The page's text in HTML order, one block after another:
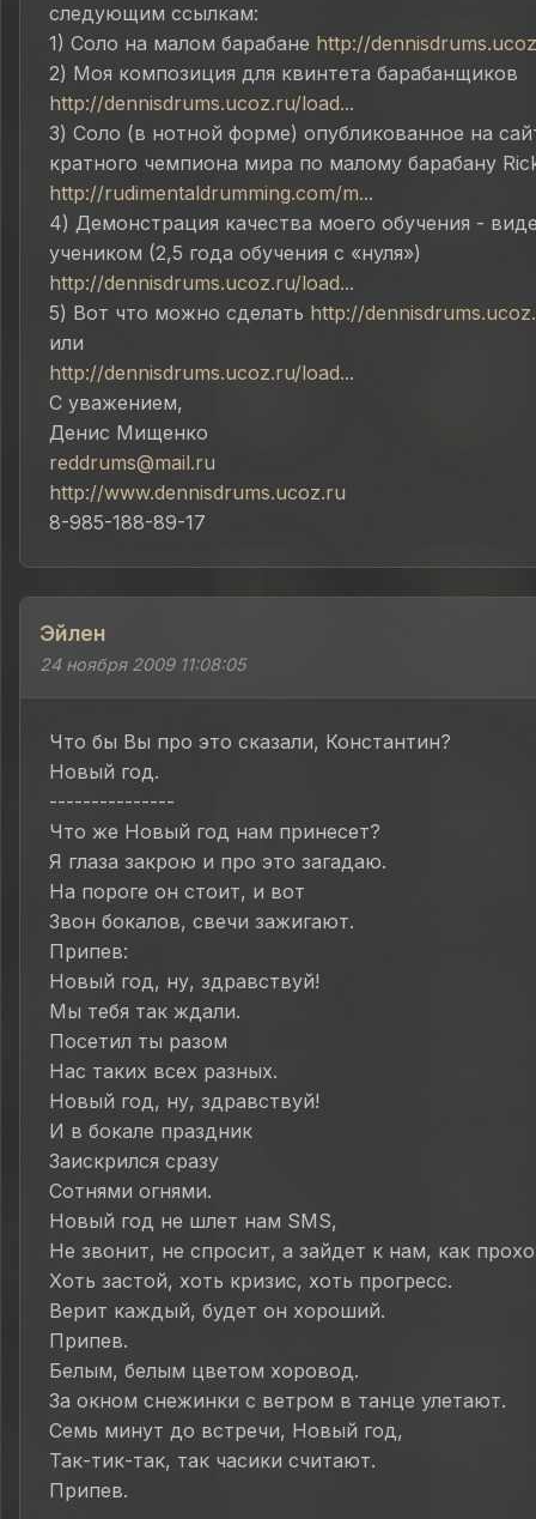
следующим ссылкам:
1) Соло на малом барабане http://
2) Моя композиция для квинтета барабанщиков
http://dennisdrums.ucoz.ru/load...
3) Соло (в нотной форме) опубликованное на
кратного чемпиона мира по малому барабану
http://rudimentaldrumming.com/m...
4) Демонстрация качества моего обучения -
учеником (2,5 года обучения с «нуля»)
http://dennisdrums.ucoz.ru/load...
5) Вот что можно сделать http://
или
http://dennisdrums.ucoz.ru/load...
С уважением,
Денис Мищенко
reddrums@mail.ru
http://www.dennisdrums.ucoz.ru
8-985-188-89-17
Эйлен
24 ноября 2009 11:08:05
Что бы Вы про это сказали, Константин?
Новый год.
---------------
Что же Новый год нам принесет?
Я глаза закрою и про это загадаю.
На пороге он стоит, и вот
Звон бокалов, свечи зажигают.
Припев:
Новый год, ну, здравствуй!
Мы тебя так ждали.
Посетил ты разом
Нас таких всех разных.
Новый год, ну, здравствуй!
И в бокале праздник
Заискрился сразу
Сотнями огнями.
Новый год не шлет нам SMS,
Не звонит, не спросит, а зайдет к нам, как
Хоть застой, хоть кризис, хоть прогресс.
Верит каждый, будет он хороший.
Припев.
Белым, белым цветом хоровод.
За окном снежинки с ветром в танце улетают.
Семь минут до встречи, Новый год,
Так-тик-так, так часики считают.
Припев.